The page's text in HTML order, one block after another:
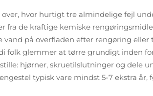
hvor hurtigt tre almindelige fejl
fra de kraftige kemiske
vand på overfladen efter rengøring
folk glemmer at tørre grundigt inden
hjørner, skruetilslutninger og dele
typisk vare mindst 5-7 ekstra år,